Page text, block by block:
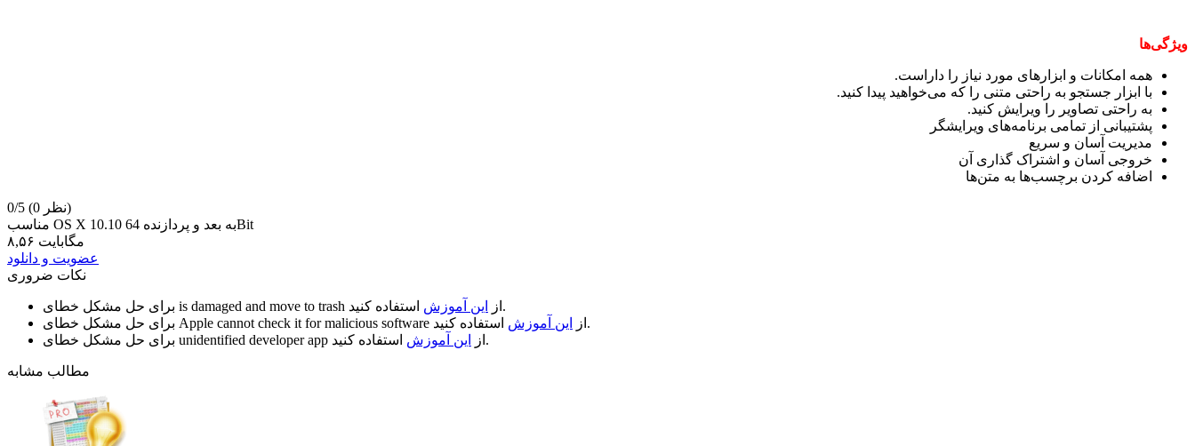
ویژگی‌ها
همه امکانات و ابزار‌های مورد نیاز را داراست.
با ابزار جستجو به راحتی متنی را که می‌خواهید پیدا کنید.
به راحتی تصاویر را ویرایش کنید.
پشتیبانی از تمامی برنامه‌های ویرایشگر
مدیریت آسان و سریع
خروجی آسان و اشتراک گذاری آن
اضافه کردن برچسب‌ها به متن‌ها
0/5
(0 نظر)
مناسب OS X 10.10 به بعد و پردازنده 64Bit
۸,۵۶ مگابایت
عضویت و دانلود
نکات ضروری
is damaged and move to trash از این آموزش
استفاده کنید.
Apple cannot check it for malicious software از این آموزش
استفاده کنید.
unidentified developer app از این آموزش استفاده کنید.
مطالب مشابه